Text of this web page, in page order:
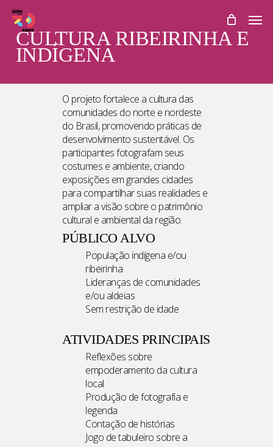
Skip
main
contentCULTURA RIBEIRINHA E
INDÍGENA
O projeto fortalece a cultura das
comunidades do norte e nordeste
do Brasil, promovendo práticas de
desenvolvimento sustentável. Os
participantes fotografam seus
costumes e ambiente, criando
exposições em grandes cidades
para compartilhar suas realidades e
ampliar a visão sobre o patrimônio
cultural e ambiental da região.
PÚBLICO ALVO
População indígena e/ou
ribeirinha
Lideranças de comunidades
e/ou aldeias
Sem restrição de idade
ATIVIDADES PRINCIPAIS
Reflexões sobre
empoderamento da cultura
local
Produção de fotografia e
legenda
Contação de histórias
Jogo de tabuleiro sobre a